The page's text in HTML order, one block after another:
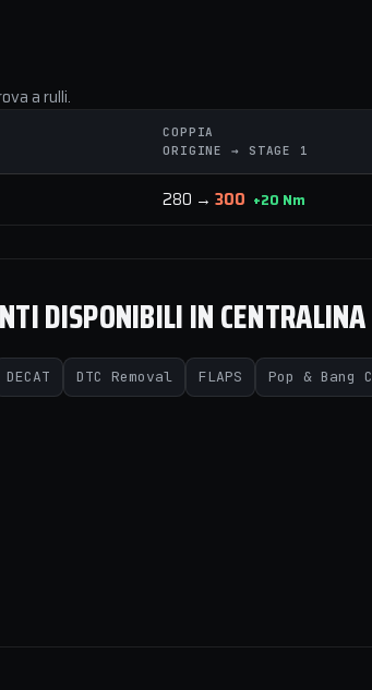
a rulli.
COPPIA
ORIGINE → STAGE 1
280 → 300 +20 Nm
DISPONIBILI IN CENTRALINA
DECAT DTC Removal FLAPS Pop & Bang